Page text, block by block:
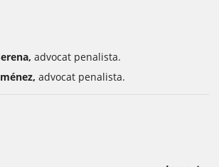
advocat penalista.
advocat penalista.